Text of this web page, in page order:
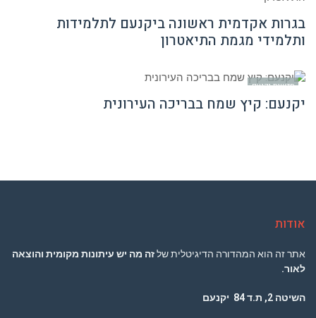
בגרות אקדמית ראשונה ביקנעם לתלמידות
ותלמידי מגמת התיאטרון
חדשות יקנעם
יקנעם: קיץ שמח בבריכה העירונית
אודות
אתר זה הוא המהדורה הדיגיטלית שלזה מה יש עיתונות מקומית והוצאה
לאור.
השיטה 2, ת.ד 84 יקנעם